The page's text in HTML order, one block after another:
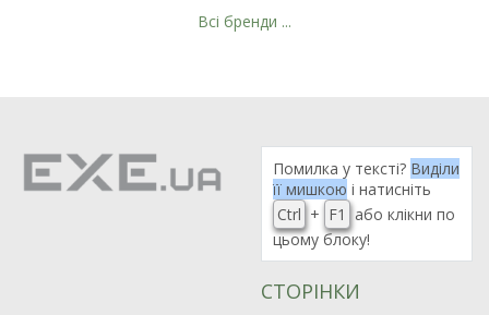
Рейтинг EXE.ua:4.6
Всі бренди ...
Помилка у тексті? Виділи
її мишкою і натисніть
Ctrl + F1
або клікни по
цьому блоку!
СТОРІНКИ